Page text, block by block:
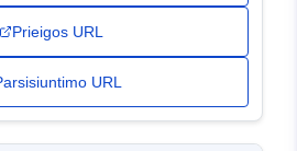
Prieigos URL
URL